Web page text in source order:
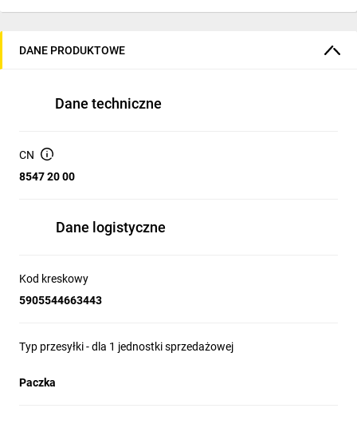
DANE PRODUKTOWE
Dane techniczne
CN
8547 20 00
Dane logistyczne
Kod kreskowy
5905544663443
Typ przesyłki - dla 1 jednostki sprzedażowej
Paczka